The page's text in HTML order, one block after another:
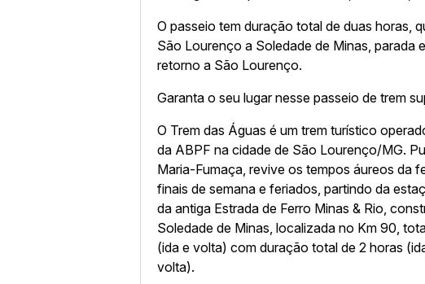
O passeio tem duração total de duas horas,
São Lourenço a Soledade de Minas, parada
retorno a São Lourenço.
Garanta o seu lugar nesse passeio de trem
O Trem das Águas é um trem turístico
da ABPF na cidade de São Lourenço/MG.
Maria-Fumaça, revive os tempos áureos da
finais de semana e feriados, partindo da
da antiga Estrada de Ferro Minas & Rio,
Soledade de Minas, localizada no Km 90,
(ida e volta) com duração total de 2 horas
volta).